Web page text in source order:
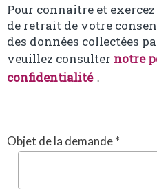
Pour connaitre et
de retrait de votre
des données collectées
veuillez consulter notre
confidentialité .
Objet de la demande *